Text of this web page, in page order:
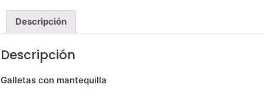
Descripción
Descripción
Galletas con mantequilla